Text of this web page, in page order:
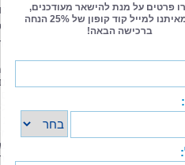
בתוך אתגרי ההתמודדות שלנו
עמוק על עצמנו, למעשה, כל
איתם הוא ביטוי של אהבה והזמנה
"האלכימיה של ההורות" הוא ספר הדרכה
שמעניק להורים שמתקשים בהתנהלות
להתפתחות עצמית לשם שיפור הקשר עם
שמציבים בפנינו ילדינו ניתנים
בקלות יחסית, אם נפסיק לראות בילד את
ונבין שהקשיים שיש לנו עם הילדים הם
עצמית, לצמיחה ולהתפתחות
זה מביא את החוליה החסרה: החיבור